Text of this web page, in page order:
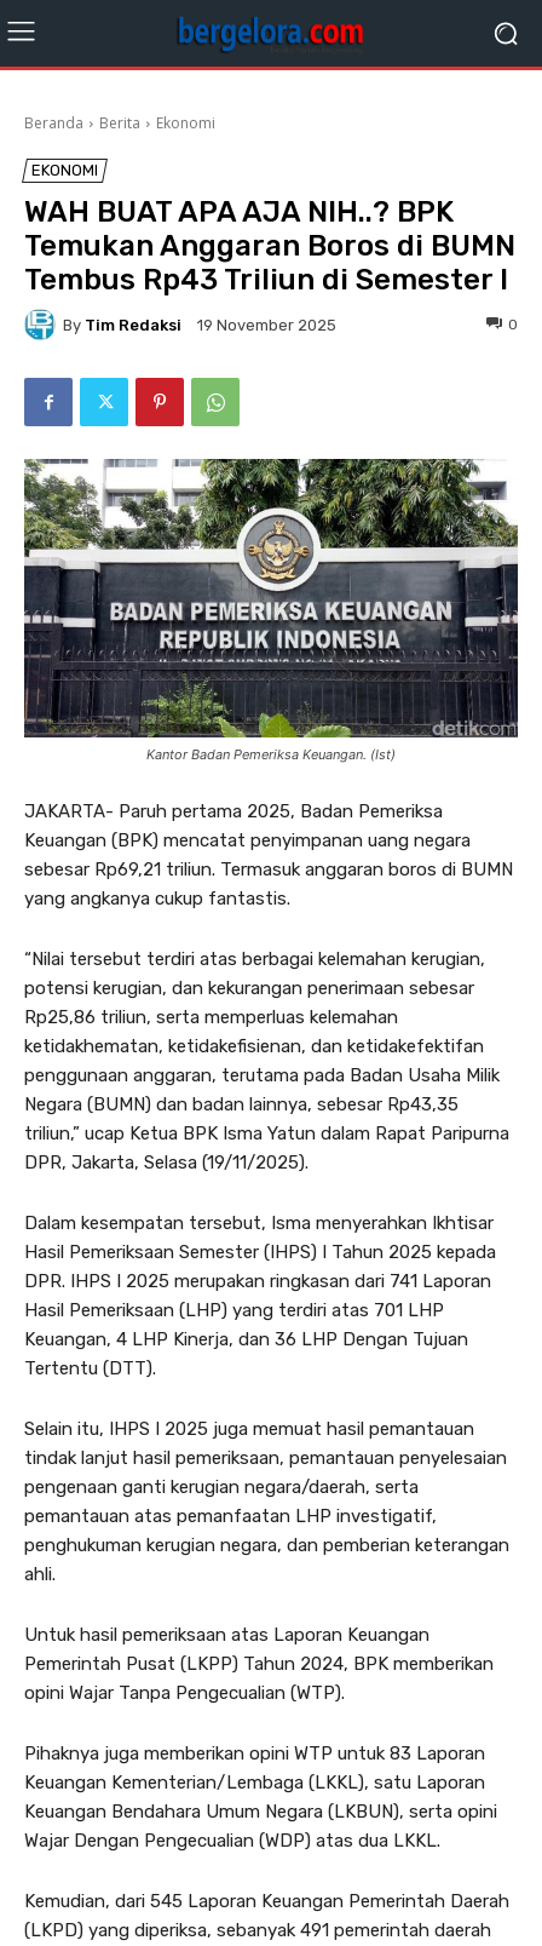
Beranda Berita Ekonomi
EKONOMI
WAH BUAT APA AJA NIH..? BPK
Temukan Anggaran Boros di BUMN
Tembus Rp43 Triliun di Semester I
By Tim Redaksi 19 November 2025 0
Kantor Badan Pemeriksa Keuangan. (Ist)
JAKARTA- Paruh pertama 2025, Badan Pemeriksa
Keuangan (BPK) mencatat penyimpanan uang negara
sebesar Rp69,21 triliun. Termasuk anggaran boros di BUMN
yang angkanya cukup fantastis.
“Nilai tersebut terdiri atas berbagai kelemahan kerugian,
potensi kerugian, dan kekurangan penerimaan sebesar
Rp25,86 triliun, serta memperluas kelemahan
ketidakhematan, ketidakefisienan, dan ketidakefektifan
penggunaan anggaran, terutama pada Badan Usaha Milik
Negara (BUMN) dan badan lainnya, sebesar Rp43,35
triliun,” ucap Ketua BPK Isma Yatun dalam Rapat Paripurna
DPR, Jakarta, Selasa (19/11/2025).
Dalam kesempatan tersebut, Isma menyerahkan Ikhtisar
Hasil Pemeriksaan Semester (IHPS) I Tahun 2025 kepada
DPR. IHPS I 2025 merupakan ringkasan dari 741 Laporan
Hasil Pemeriksaan (LHP) yang terdiri atas 701 LHP
Keuangan, 4 LHP Kinerja, dan 36 LHP Dengan Tujuan
Tertentu (DTT).
Selain itu, IHPS I 2025 juga memuat hasil pemantauan
tindak lanjut hasil pemeriksaan, pemantauan penyelesaian
pengenaan ganti kerugian negara/daerah, serta
pemantauan atas pemanfaatan LHP investigatif,
penghukuman kerugian negara, dan pemberian keterangan
ahli.
Untuk hasil pemeriksaan atas Laporan Keuangan
Pemerintah Pusat (LKPP) Tahun 2024, BPK memberikan
opini Wajar Tanpa Pengecualian (WTP).
Pihaknya juga memberikan opini WTP untuk 83 Laporan
Keuangan Kementerian/Lembaga (LKKL), satu Laporan
Keuangan Bendahara Umum Negara (LKBUN), serta opini
Wajar Dengan Pengecualian (WDP) atas dua LKKL.
Kemudian, dari 545 Laporan Keuangan Pemerintah Daerah
(LKPD) yang diperiksa, sebanyak 491 pemerintah daerah